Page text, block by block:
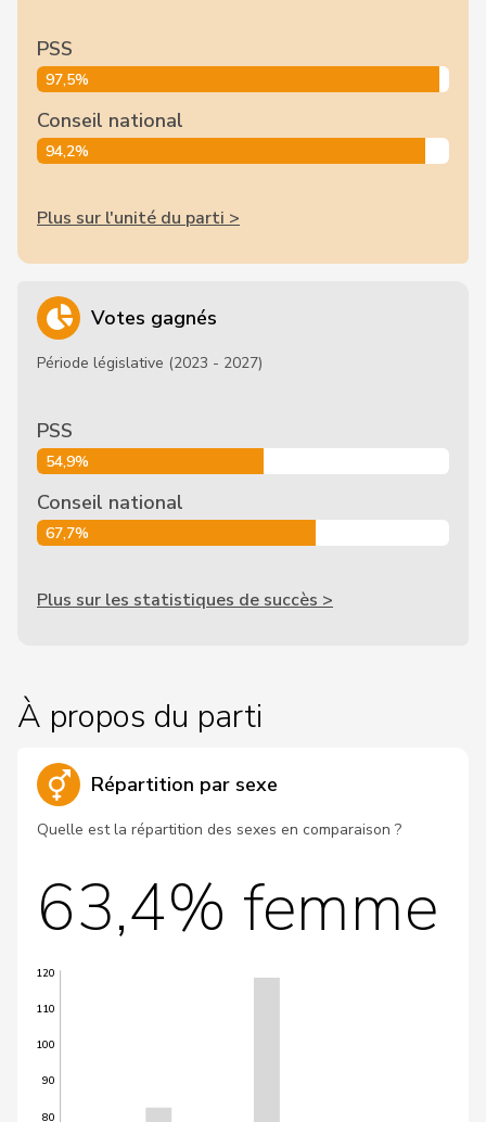
PSS
97,5%
Conseil national
94,2%
Plus sur l'unité du parti >
Votes gagnés
Période législative (2023 - 2027)
PSS
54,9%
Conseil national
67,7%
Plus sur les statistiques de succès >
À propos du parti
Répartition par sexe
Quelle est la répartition des sexes en comparaison ?
63,4% femme
80
90
100
110
120